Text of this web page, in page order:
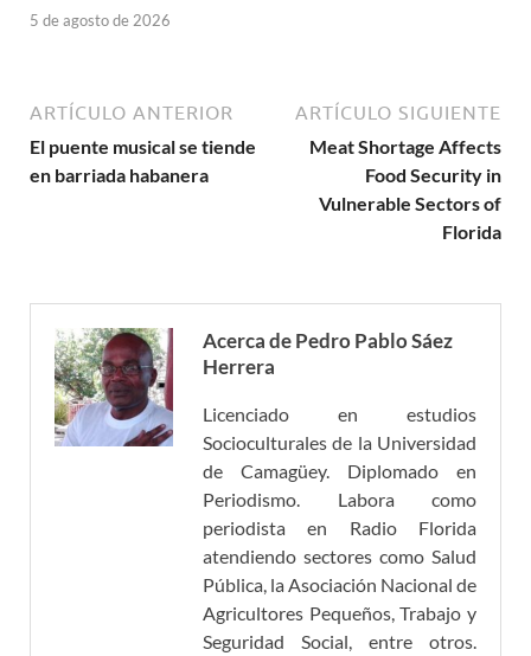
5 de agosto de 2026
ARTÍCULO ANTERIOR
El puente musical se tiende
en barriada habanera
ARTÍCULO SIGUIENTE
Meat Shortage Affects
Food Security in
Vulnerable Sectors of
Florida
Acerca de Pedro Pablo Sáez
Herrera
Licenciado en estudios
Socioculturales de la Universidad
de Camagüey. Diplomado en
Periodismo. Labora como
periodista en Radio Florida
atendiendo sectores como Salud
Pública, la Asociación Nacional de
Agricultores Pequeños, Trabajo y
Seguridad Social, entre otros.